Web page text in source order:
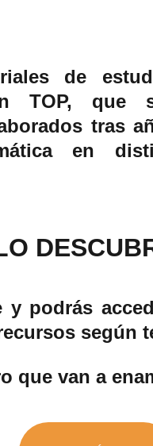
de
TOP, que
tras
en
y podrás
según
que van a